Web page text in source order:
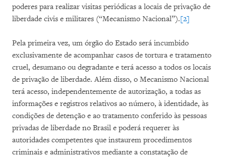
poderes para realizar visitas periódicas a locais de privação de
liberdade civis e militares (“Mecanismo Nacional”).[2]
Pela primeira vez, um órgão do Estado será incumbido
exclusivamente de acompanhar casos de tortura e tratamento
cruel, desumano ou degradante e terá acesso a todos os locais
de privação de liberdade. Além disso, o Mecanismo Nacional
terá acesso, independentemente de autorização, a todas as
informações e registros relativos ao número, à identidade, às
condições de detenção e ao tratamento conferido às pessoas
privadas de liberdade no Brasil e poderá requerer às
autoridades competentes que instaurem procedimentos
criminais e administrativos mediante a constatação de